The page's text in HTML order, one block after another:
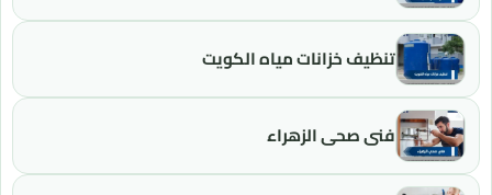
تنظيف خزانات مياه الكويت
فني صحي الزهراء